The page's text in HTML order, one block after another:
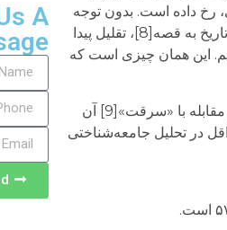
رخ داده است. بدون توجه
به زمینه‌‌ی جامعه‌شناسانه‌ی تاریخ، مراجعه به آن مملو از زمان‌پریشی (آناکرونیک) و شی‌وارگی خواهد شد؛ و به تعبیری تاریخ به قصه[8]، تقلیل پیدا
این همان چیزی است که
نزدیک شدن به زمینه‌های اجتماعی، فرهنگی و اقتصادی هر واقعه‌ تاریخی، به عنوان مثال انقلاب ۵۷، برای فهم رویداد و مقابله با «سرقت»[9] آن
در تحلیل جامعه‌شناختی
A